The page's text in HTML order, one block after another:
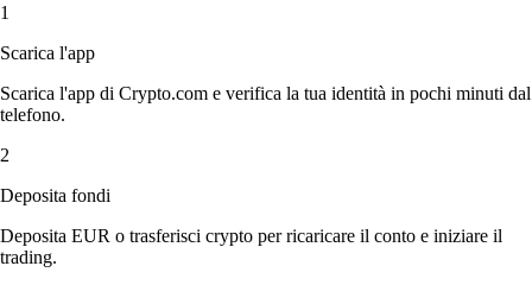
1
Scarica l'app
Scarica l'app di Crypto.com e verifica la tua identità in pochi minuti dal
telefono.
2
Deposita fondi
Deposita EUR o trasferisci crypto per ricaricare il conto e iniziare il
trading.